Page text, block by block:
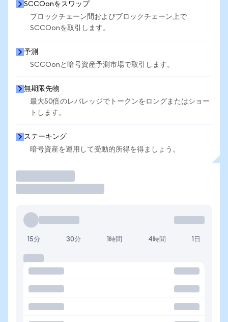
SCCOonをスワップ
ブロックチェーン間およびブロックチェーン上で
SCCOonを取引します。
予測
SCCOonと暗号資産予測市場で取引します。
無期限先物
最大50倍のレバレッジでトークンをロングまたはショー
トします。
ステーキング
暗号資産を運用して受動的所得を得ましょう。
15分 30分 1時間 4時間 1日